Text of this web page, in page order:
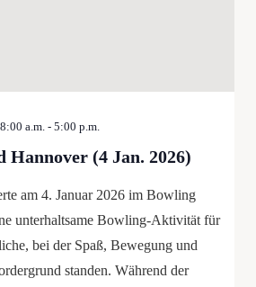
Hannover (4 Jan. 2026)
a.m. - 5:00 p.m.
am 4. Januar 2026 im Bowling
unterhaltsame Bowling-Aktivität für
bei der Spaß, Bewegung und
standen. Während der